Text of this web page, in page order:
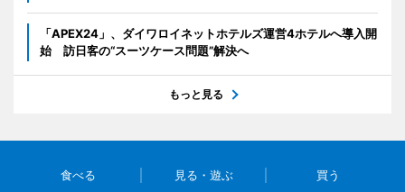
「APEX24」、ダイワロイネットホテルズ運営4ホテルへ導入開
始 訪日客の“スーツケース問題”解決へ
もっと見る
食べる 見る・遊ぶ 買う